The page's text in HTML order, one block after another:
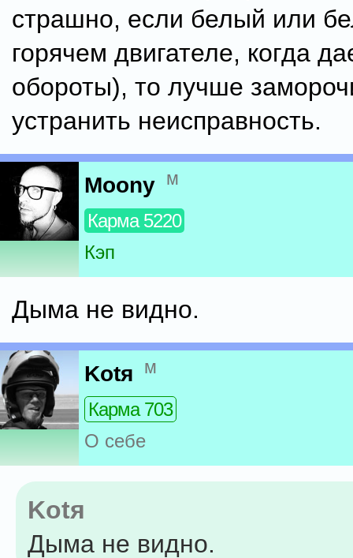
страшно, если белый или
горячем двигателе, когда
обороты), то лучше
устранить неисправность.
Moony м
Карма 5220
Кэп
Дыма не видно.
Kotя м
Карма 703
О себе
Kotя
Дыма не видно.